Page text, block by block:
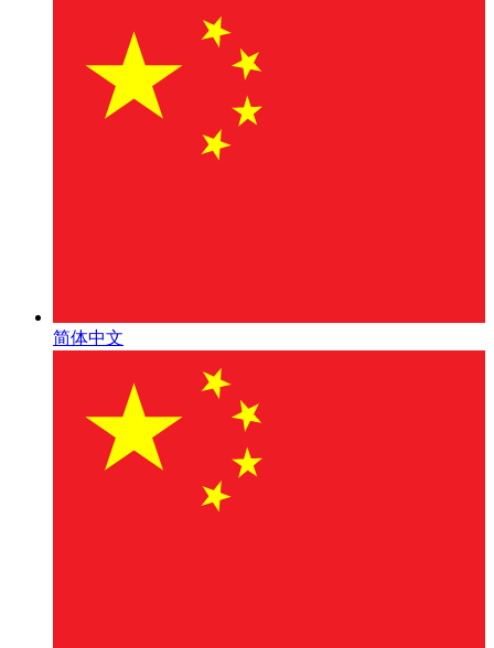
简体中文